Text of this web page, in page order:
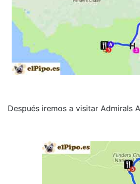
Después iremos a visitar Admirals